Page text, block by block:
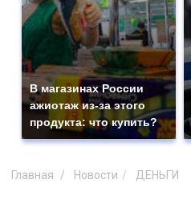
В магазинах России
ажиотаж из-за этого
продукта: что купить?
Главная Новости ДЕНЬГИ